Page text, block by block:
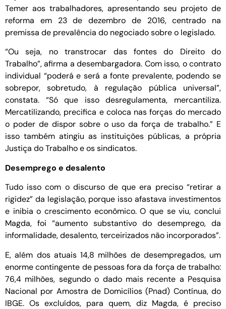
Temer aos trabalhadores, apresentando seu projeto de
reforma em 23 de dezembro de 2016, centrado na
premissa de prevalência do negociado sobre o legislado.
“Ou seja, no transtrocar das fontes do Direito do
Trabalho”, afirma a desembargadora. Com isso, o contrato
individual “poderá e será a fonte prevalente, podendo se
sobrepor, sobretudo, à regulação pública universal”,
constata. “Só que isso desregulamenta, mercantiliza.
Mercatilizando, precifica e coloca nas forças do mercado
o poder de dispor sobre o uso da força de trabalho.” E
isso também atingiu as instituições públicas, a própria
Justiça do Trabalho e os sindicatos.
Desemprego e desalento
Tudo isso com o discurso de que era preciso “retirar a
rigidez” da legislação, porque isso afastava investimentos
e inibia o crescimento econômico. O que se viu, conclui
Magda, foi “aumento substantivo do desemprego, da
informalidade, desalento, terceirizados não incorporados”.
E, além dos atuais 14,8 milhões de desempregados, um
enorme contingente de pessoas fora da força de trabalho:
76,4 milhões, segundo o dado mais recente a Pesquisa
Nacional por Amostra de Domicílios (Pnad) Contínua, do
IBGE. Os excluídos, para quem, diz Magda, é preciso